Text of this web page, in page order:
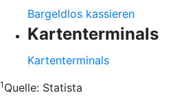
Bargeldlos kassieren
Kartenterminals
Kartenterminals
1 Quelle: Statista